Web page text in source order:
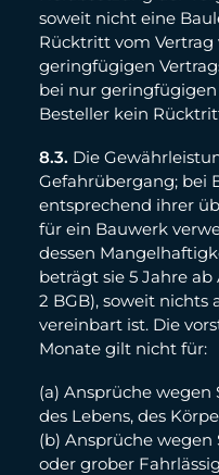
soweit nicht eine
Rücktritt vom
geringfügigen
bei nur
Besteller kein
8.3. Die
Gefahrübergang; bei
entsprechend ihrer
für ein Bauwerk
dessen
beträgt sie 5 Jahre ab
2 BGB), soweit nichts
vereinbart ist. Die
Monate gilt nicht für:
(a) Ansprüche wegen
des Lebens, des
(b) Ansprüche wegen
oder grober